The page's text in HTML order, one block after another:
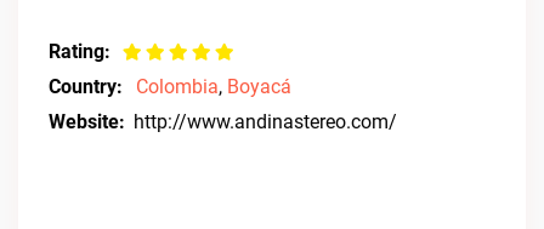
Rating:
Country:
Colombia, Boyacá
Website: http://www.andinastereo.com/